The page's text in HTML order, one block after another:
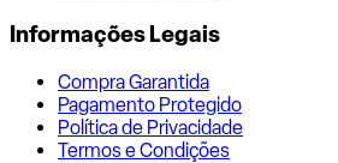
Informações Legais
Compra Garantida
Pagamento Protegido
Política de Privacidade
Termos e Condições